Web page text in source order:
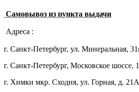
Самовывоз из пункта выдачи
Адреса :
г. Санкт-Петербург, ул. Минеральная,
г. Санкт-Петербург, Московское шоссе,
г. Химки мкр. Сходня, ул. Горная, д.